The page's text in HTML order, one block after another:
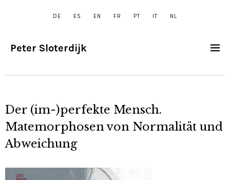
DE ES EN FR PT IT NL
Peter Sloterdijk
Der (im-)perfekte Mensch.
Matemorphosen von Normalität und
Abweichung